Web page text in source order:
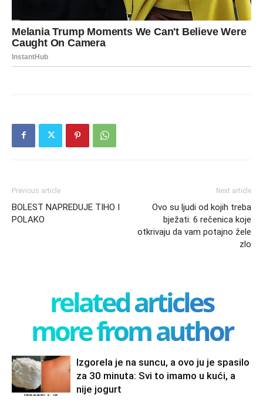
Previous article
BOLEST NAPREDUJE TIHO I
POLAKO
Next article
Ovo su ljudi od kojih treba
bježati: 6 rečenica koje
otkrivaju da vam potajno žele
zlo
related articles
more from author
Izgorela je na suncu, a ovo ju je spasilo
za 30 minuta: Svi to imamo u kući, a
nije jogurt